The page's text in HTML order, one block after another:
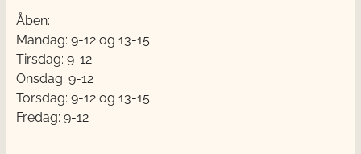
Åben:
Mandag: 9-12 og 13-15
Tirsdag: 9-12
Onsdag: 9-12
Torsdag: 9-12 og 13-15
Fredag: 9-12